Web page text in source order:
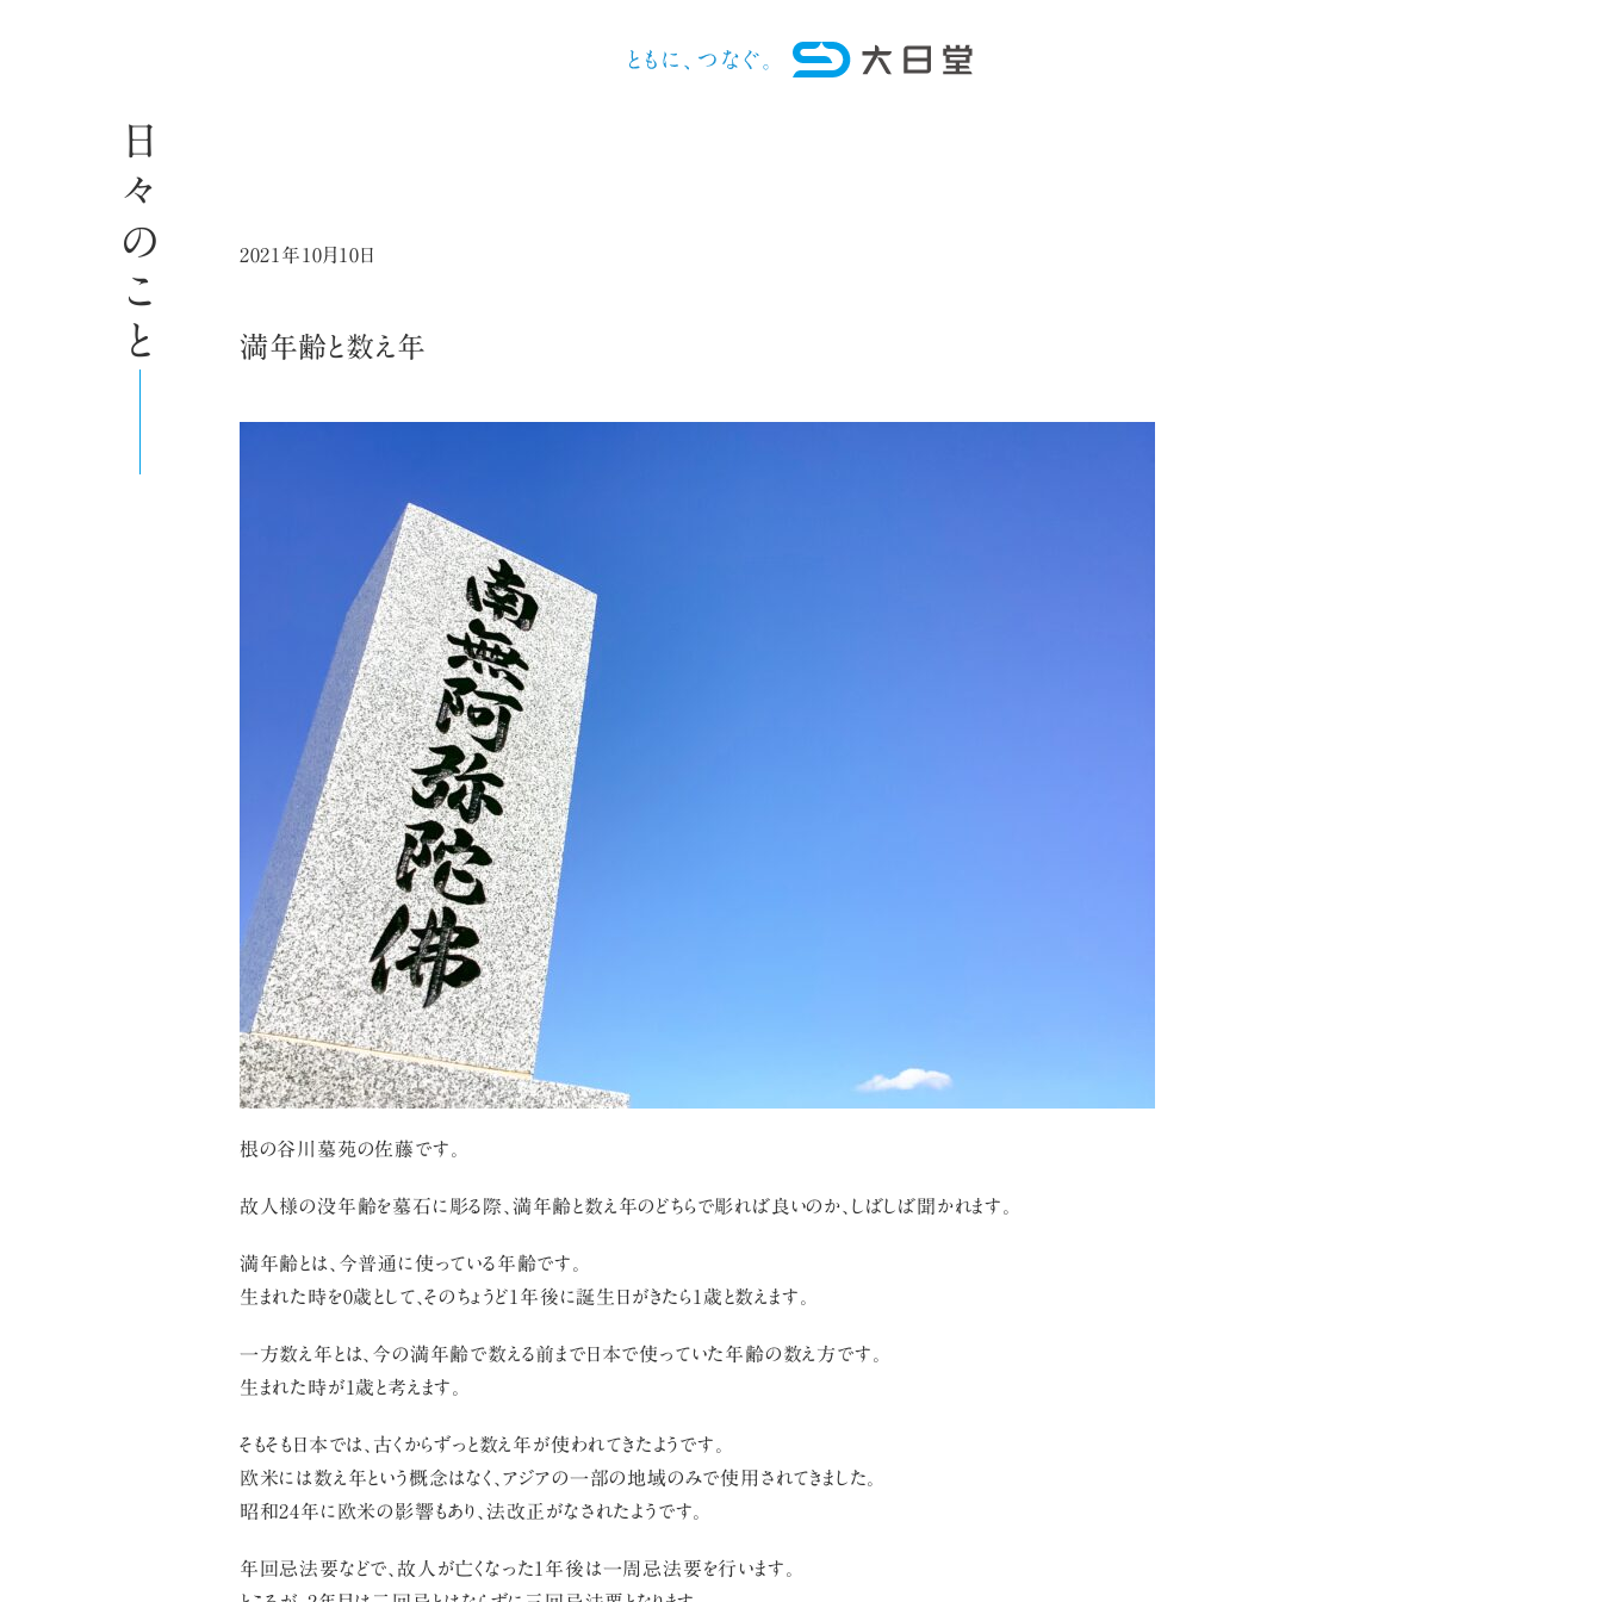
日々のこと 2021年10月10日
満年齢と数え年
根の谷川墓苑の佐藤です。
故人様の没年齢を墓石に彫る際、満年齢と数え年のどちらで彫れば良いのか、しばしば聞かれます。
満年齢とは、今普通に使っている年齢です。
生まれた時を0歳として、そのちょうど1年後に誕生日がきたら1歳と数えます。
一方数え年とは、今の満年齢で数える前まで日本で使っていた年齢の数え方です。
生まれた時が1歳と考えます。
そもそも日本では、古くからずっと数え年が使われてきたようです。
欧米には数え年という概念はなく、アジアの一部の地域のみで使用されてきました。
昭和24年に欧米の影響もあり、法改正がなされたようです。
年回忌法要などで、故人が亡くなった1年後は一周忌法要を行います。